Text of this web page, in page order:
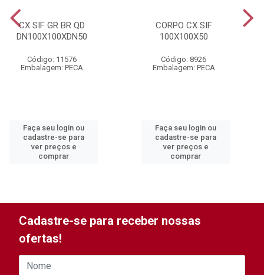
CX SIF GR BR QD
DN100X100XDN50
Código: 11576
Embalagem: PECA
Faça seu login ou
cadastre-se para
ver preços e
comprar
CORPO CX SIF
100X100X50
Código: 8926
Embalagem: PECA
Faça seu login ou
cadastre-se para
ver preços e
comprar
Cadastre-se para receber nossas
ofertas!